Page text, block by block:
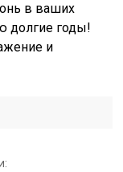
в ваших
долгие годы!
и